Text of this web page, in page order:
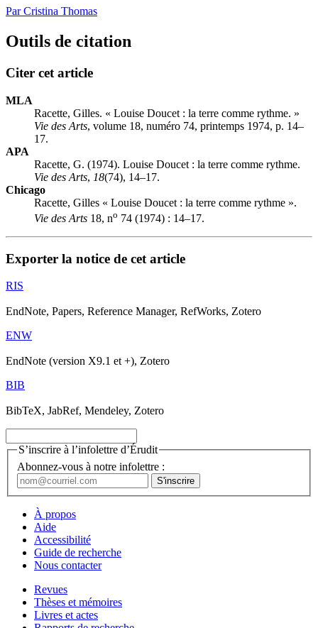
Par Cristina Thomas
Outils de citation
Citer cet article
MLA
Racette, Gilles. « Louise Doucet : la terre comme rythme. »
Vie des Arts, volume 18, numéro 74, printemps 1974, p. 14–
17.
APA
Racette, G. (1974). Louise Doucet : la terre comme rythme.
Vie des Arts, 18(74), 14–17.
Chicago
Racette, Gilles « Louise Doucet : la terre comme rythme ».
Vie des Arts 18, no 74 (1974) : 14–17.
Exporter la notice de cet article
RIS
EndNote, Papers, Reference Manager, RefWorks, Zotero
ENW
EndNote (version X9.1 et +), Zotero
BIB
BibTeX, JabRef, Mendeley, Zotero
S’inscrire à l’infolettre d’Érudit
Abonnez-vous à notre infolettre :
À propos
Aide
Accessibilité
Guide de recherche
Nous contacter
Revues
Thèses et mémoires
Livres et actes